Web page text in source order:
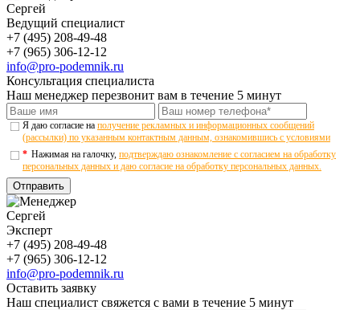
Сергей
Ведущий специалист
+7 (495) 208-49-48
+7 (965) 306-12-12
info@pro-podemnik.ru
Консультация специалиста
Наш менеджер перезвонит вам в течение 5 минут
Я даю согласие на получение рекламных и информационных сообщений
(рассылки) по указанным контактным данным, ознакомившись с условиями
* Нажимая на галочку, подтверждаю ознакомление с согласием на обработку
персональных данных и даю согласие на обработку персональных данных.
Отправить
Сергей
Эксперт
+7 (495) 208-49-48
+7 (965) 306-12-12
info@pro-podemnik.ru
Оставить заявку
Наш специалист свяжется с вами в течение 5 минут